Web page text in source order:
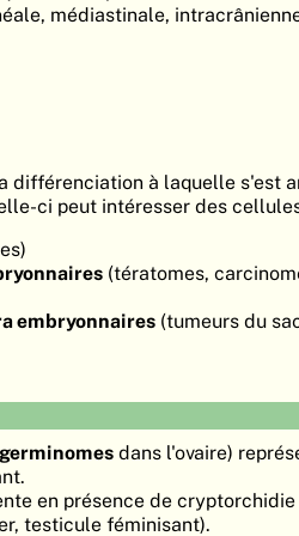
médiastinale,
à laquelle s'est
ci peut intéresser des
(tératomes,
embryonnaires (tumeurs du
dans l'ovaire)
en présence de cryptorchidie
testicule féminisant).